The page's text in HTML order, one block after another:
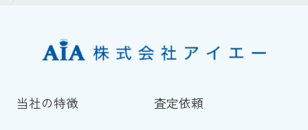
当社の特徴 査定依頼